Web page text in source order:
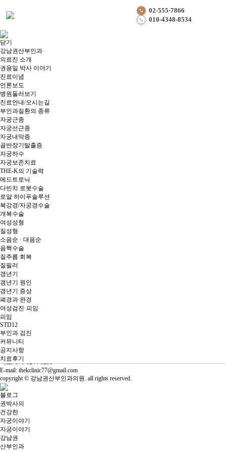
02-555-7866
010-4348-8534
닫기
강남권산부인과
의료진 소개
권용일 박사 이야기
진료이념
언론보도
병원둘러보기
진료안내/오시는길
부인과질환의 종류
자궁근종
자궁선근종
자궁내막증
골반장기탈출증
자궁하수
자궁보존치료
THE-K의 기술력
메드트로닉
다빈치 로봇수술
로얄 하이푸솔루션
복강경/자궁경수술
개복수술
여성성형
질성형
소음순 · 대음순
음핵수술
질주름 회복
질필러
갱년기
갱년기 원인
갱년기 증상
폐경과 완경
여성검진·피임
피임
STD12
부인과 검진
커뮤니티
공지사항
치료후기
Chief Medical Director
언론보도
난소낭종, 종류별 치료 전략이 중요한 이유
작성자
강남권산부인과
작성일
26-03-06 02:16
이전글
자궁 적출만이 답일까?”...여성 건강의 핵심, ‘자궁 보존’의 가치
다음글
대한개원의협의회 추계연수교육 학술세미나
목록
문의전화
02-555-7866
010-4348-8534
010-4245-8534
010-4454-8534(병동전용)
채팅 상담하기
진료시간
평일
10:00 am ~ 07:00 pm
토요일
10:00 am ~ 04:00 pm
점심
12:00 am ~ 13:00 pm
휴진
일요일 · 공휴일
입원병동 365일 24시간 운영중
개인정보처리방침
이용약관
환자권리장전
비급여안내
유튜브
블로그
인스타그램
대표자: 권용일 사업자등록번호: 388-71-00332
주소: 서울 강남구 언주로 626 지하 1층 101호 (논현동, 논현로얄팰리스)
대표번호: 02-555-7866 / 010-4348-8534
팩스: 070-8244-9233
E-mail: thekclinic77@gmail.com
copyright © 강남권산부인과의원. all rights reserved.
블로그
권박사의
건강한
자궁이야기
자궁이야기
강남권
산부인과